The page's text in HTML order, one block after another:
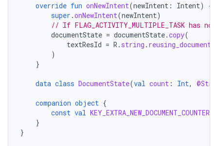
override fun onNewIntent(newIntent : Intent)
{
super .onNewIntent(newIntent)
// If FLAG_ACTIVITY_MULTIPLE_TASK
documentState = documentState.copy(
textResId = R . string .
)
}
data class DocumentState(val count : Int,
companion object {
const val KEY_EXTRA_NEW_DOCUMENT_COUNTER
}
}